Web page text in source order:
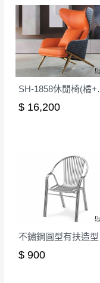
加收說明
。
山區內等，或
法順利配送，
狀況保有出貨的
保護物流人員
需以吊車或其
因大型傢俱有
電腦螢幕
際商品的
退換貨，
訂購前詳
訂購前請
丈量，難
詳細尺寸
若發生非
辦理退換貨
台北市、
收送貨，
本公司部
期，商品
SH-
$ 16,200
$ 900